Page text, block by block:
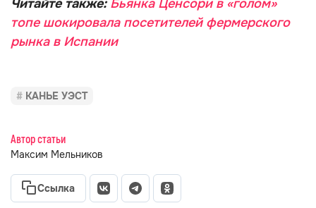
Читайте также: Бьянка Ценсори в «голом»
топе шокировала посетителей фермерского
рынка в Испании
КАНЬЕ УЭСТ
Автор статьи
Максим Мельников
Ссылка